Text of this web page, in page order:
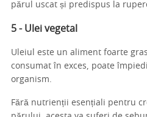
părul uscat și predispus la
5 - Ulei vegetal
Uleiul este un aliment foarte
consumat în exces, poate
organism.
Fără nutrienții esențiali pentru